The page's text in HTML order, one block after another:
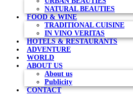
NATURAL BEAUTIES
FOOD & WINE
TRADITIONAL CUISINE
IN VINO VERITAS
HOTELS & RESTAURANTS
ADVENTURE
WORLD
ABOUT US
About us
Publicity
CONTACT